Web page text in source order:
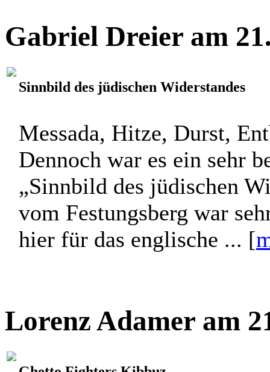
Immer wieder ... [ mehr ]
Gabriel Dreier am
Sinnbild des jüdischen Widerstandes
Messada, Hitze, Durst,
Dennoch war es ein sehr
hier für das englische ... [